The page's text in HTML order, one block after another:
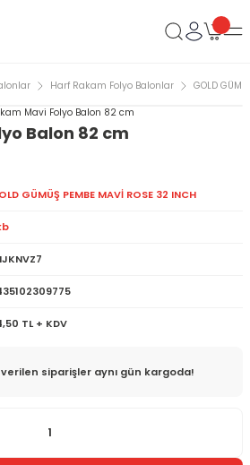
Harf Rakam Folyo Balonlar GOLD
Balon 82 cm
GÜMÜŞ PEMBE MAVİ ROSE 32 INCH
TL + KDV
verilen siparişler aynı gün kargoda!